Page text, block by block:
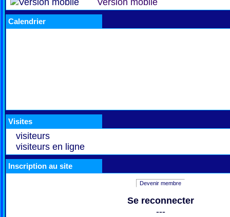
Version mobile
Calendrier
Visites
visiteurs
visiteurs en ligne
Inscription au site
Devenir membre
Se reconnecter
---